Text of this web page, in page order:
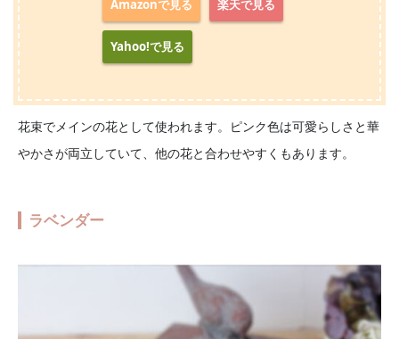
Amazonで見る 楽天で見る
Yahoo!で見る
花束でメインの花として使われます。ピンク色は可愛らしさと華
やかさが両立していて、他の花と合わせやすくもあります。
ラベンダー